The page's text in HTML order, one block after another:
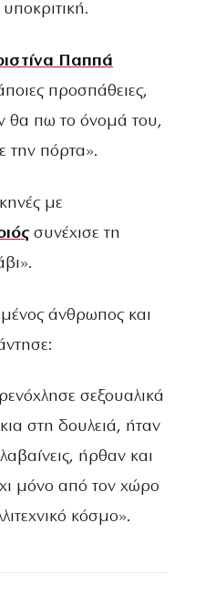
Παππά
προσπάθειες,
θα πω το όνομά του,
την πόρτα».
με
συνέχισε τη
άνθρωπος και
σεξουαλικά
στη δουλειά, ήταν
ήρθαν και
μόνο από τον χώρο
κόσμο».